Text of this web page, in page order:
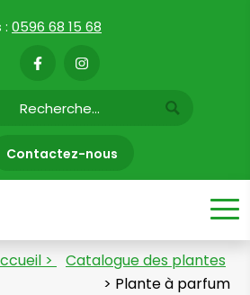
: 0596 68 15 68
Contactez-nous
>
Catalogue des plantes
> Plante à parfum